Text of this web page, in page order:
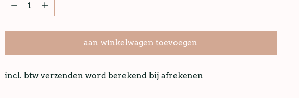
aan winkelwagen toevoegen
incl. btw verzenden word berekend bij afrekenen